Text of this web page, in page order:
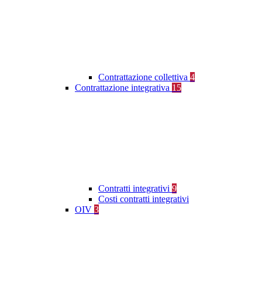
Contrattazione collettiva 4
Contrattazione integrativa 15
Contratti integrativi 9
Costi contratti integrativi
OIV 3